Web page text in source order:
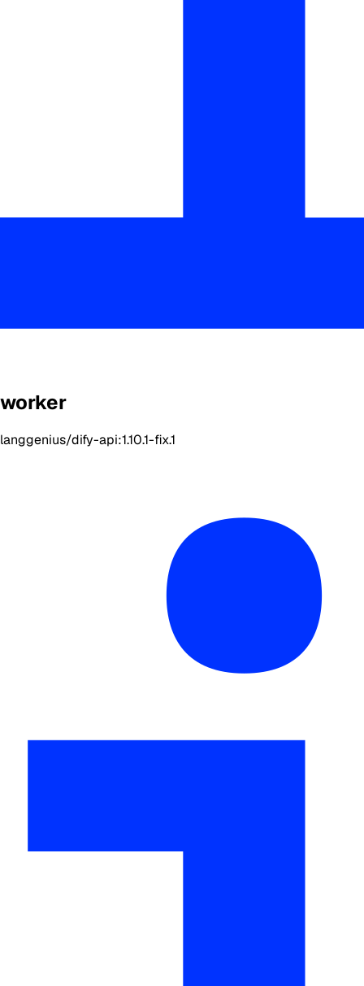
worker
langgenius/dify-api:1.10.1-fix.1